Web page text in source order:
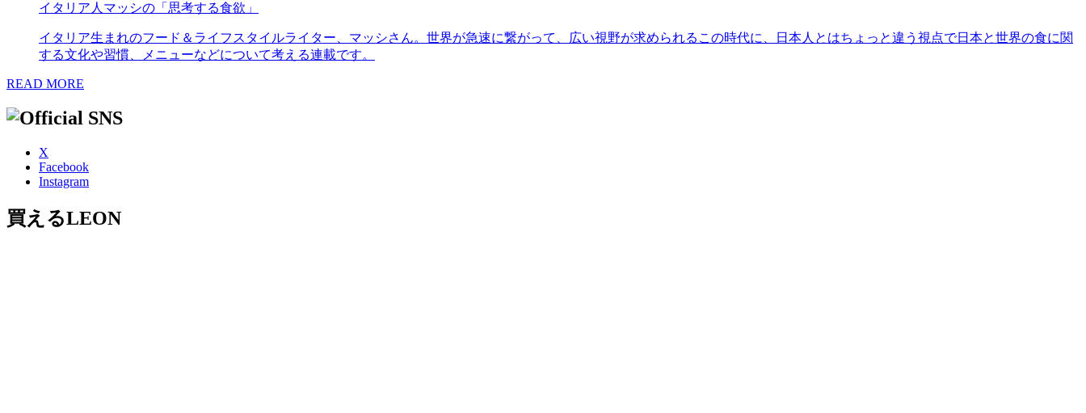
イタリア人マッシの「思考する食欲」
イタリア生まれのフード＆ライフスタイルライター、マッシさん。世界が急速に繋がって、広い視野が求められるこの時代に、日本人とはちょっと違う視点で日本と世界の食に関
する文化や習慣、メニューなどについて考える連載です。
READ MORE
X
Facebook
Instagram
買えるLEON